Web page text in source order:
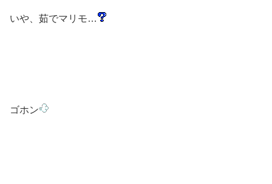
いや、茹でマリモ…
ゴホン